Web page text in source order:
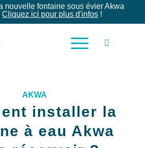
nouvelle fontaine sous évier Akwa
Cliquez ici pour plus d'infos!
AKWA
installer la
à eau Akwa